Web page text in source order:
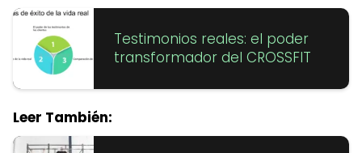
Testimonios reales: el poder
transformador del CROSSFIT
Leer También: